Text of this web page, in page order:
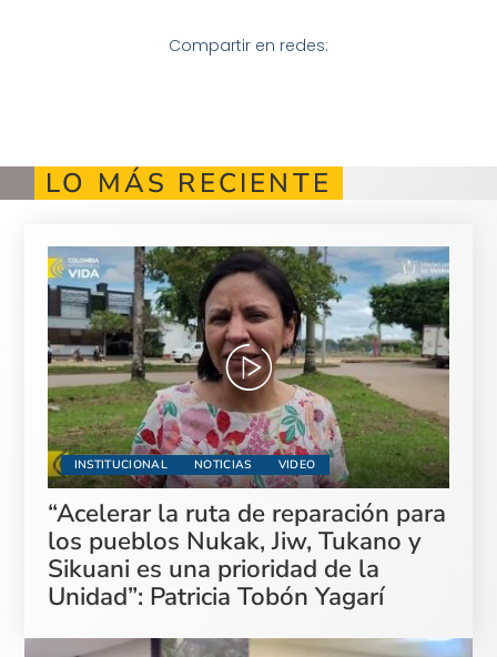
Compartir en redes:
LO MÁS RECIENTE
INSTITUCIONAL NOTICIAS VIDEO
“Acelerar la ruta de reparación para
los pueblos Nukak, Jiw, Tukano y
Sikuani es una prioridad de la
Unidad”: Patricia Tobón Yagarí